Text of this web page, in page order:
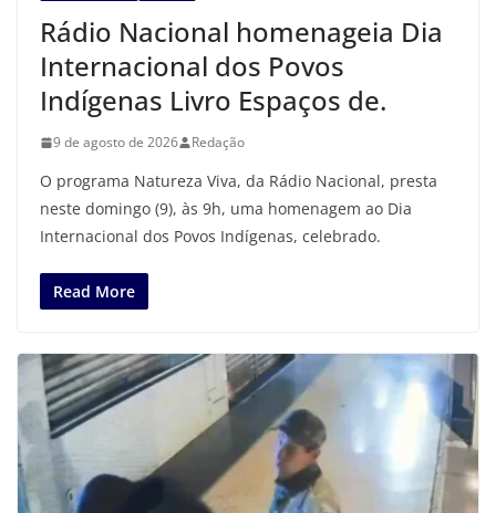
Rádio Nacional homenageia Dia
Internacional dos Povos
Indígenas Livro Espaços de.
9 de agosto de 2026 Redação
O programa Natureza Viva, da Rádio Nacional, presta
neste domingo (9), às 9h, uma homenagem ao Dia
Internacional dos Povos Indígenas, celebrado.
Read More